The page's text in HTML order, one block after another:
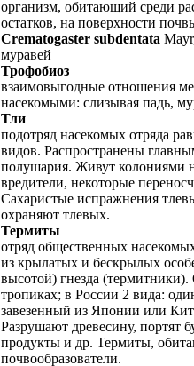
организм, обитающий среди
остатков, на поверхности
Crematogaster subdentata
муравей
Трофобиоз
взаимовыгодные отношения
насекомыми: слизывая падь,
Тли
подотряд насекомых отряда
видов. Распространены
полушария. Живут колониями
вредители, некоторые
Сахаристые испражнения
охраняют тлевых.
Термиты
отряд общественных
из крылатых и бескрылых
высотой) гнезда
тропиках; в России 2 вида:
завезенный из Японии или
Разрушают древесину, портят
продукты и др. Термиты,
почвообразователи.